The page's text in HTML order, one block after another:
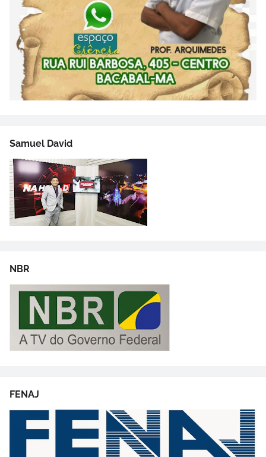
Samuel David
NBR
FENAJ